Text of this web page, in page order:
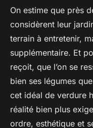
On estime que près
considèrent leur
terrain à entretenir,
supplémentaire. Et
reçoit, que l’on se
bien ses légumes
cet idéal de verdure
réalité bien plus
ordre, esthétique et